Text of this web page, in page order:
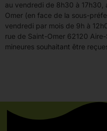
au vendredi de 8h30 à 17h30,
Omer (en face de la sous-
vendredi par mois de 9h à
rue de Saint-Omer 62120
mineures souhaitant être